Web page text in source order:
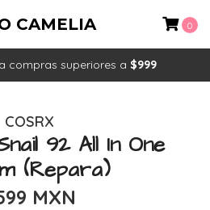
compras superiores a $999
CAMELIA 0
COSRX
92 All In One
(Repara)
MXN